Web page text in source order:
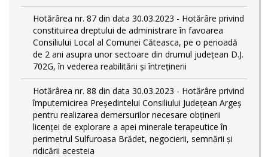
Hotărârea nr. 87 din data 30.03.2023 - Hotărâre privind
constituirea dreptului de administrare în favoarea
Consiliului Local al Comunei Căteasca, pe o perioadă
de 2 ani asupra unor sectoare din drumul județean D.J.
702G, în vederea reabilitării și întreținerii
Hotărârea nr. 88 din data 30.03.2023 - Hotărâre privind
împuternicirea Președintelui Consiliului Județean Argeș
pentru realizarea demersurilor necesare obținerii
licenței de explorare a apei minerale terapeutice în
perimetrul Sulfuroasa Brădet, negocierii, semnării și
ridicării acesteia